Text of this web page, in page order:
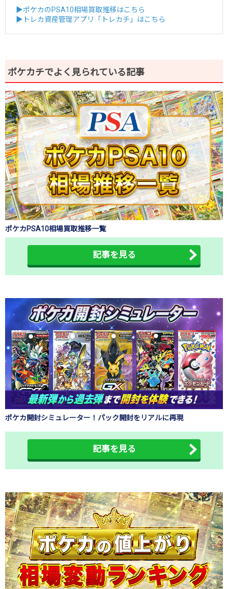
▶ポケカのPSA10相場買取推移はこちら
▶トレカ資産管理アプリ「トレカチ」はこちら
ポケカチでよく見られている記事
ポケカPSA10相場買取推移一覧
記事を見る
ポケカ開封シミュレーター！パック開封をリアルに再現
記事を見る